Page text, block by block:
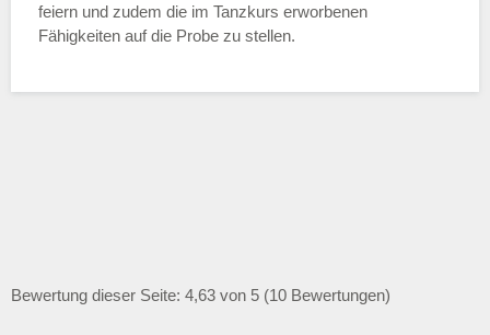
feiern und zudem die im Tanzkurs erworbenen
Fähigkeiten auf die Probe zu stellen.
Bewertung dieser Seite: 4,63 von 5 (10 Bewertungen)